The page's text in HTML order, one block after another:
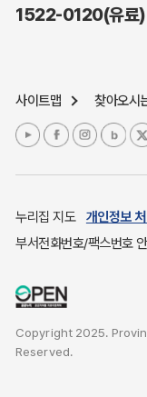
주민참여예산
여성복지
장애인 복지시
귀농귀촌종합
부동산중개보
1522-0120(유료)
사이트맵 찾아오시
누리집 지도 개인정보
부서전화번호/팩스번호
Copyright 2025.
Reserved.